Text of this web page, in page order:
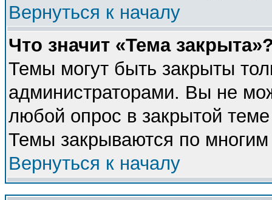
Вернуться к началу
Что значит «Тема
Темы могут быть закрыты
администраторами. Вы не
любой опрос в закрытой
Темы закрываются по
Вернуться к началу